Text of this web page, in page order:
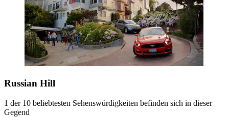
Russian Hill
1 der 10 beliebtesten Sehenswürdigkeiten befinden sich in dieser
Gegend